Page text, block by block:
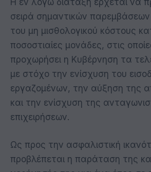
Η εν λόγω διάταξη έρχεται να
σειρά σημαντικών
του μη μισθολογικού κόστους
ποσοστιαίες μονάδες, στις
προχωρήσει η Κυβέρνηση τα
με στόχο την ενίσχυση του
εργαζομένων, την αύξηση της
και την ενίσχυση της
επιχειρήσεων.
Ως προς την ασφαλιστική
προβλέπεται η παράταση της